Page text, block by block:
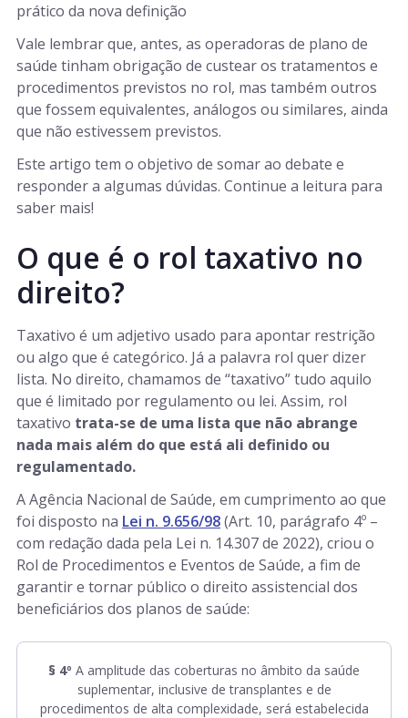
prático da nova definição
Vale lembrar que, antes, as operadoras de plano de
saúde tinham obrigação de custear os tratamentos e
procedimentos previstos no rol, mas também outros
que fossem equivalentes, análogos ou similares, ainda
que não estivessem previstos.
Este artigo tem o objetivo de somar ao debate e
responder a algumas dúvidas. Continue a leitura para
saber mais!
O que é o rol taxativo no
direito?
Taxativo é um adjetivo usado para apontar restrição
ou algo que é categórico. Já a palavra rol quer dizer
lista. No direito, chamamos de “taxativo” tudo aquilo
que é limitado por regulamento ou lei. Assim, rol
taxativo trata-se de uma lista que não abrange
nada mais além do que está ali definido ou
regulamentado.
A Agência Nacional de Saúde, em cumprimento ao que
foi disposto na Lei n. 9.656/98(Art. 10, parágrafo 4º –
com redação dada pela Lei n. 14.307 de 2022), criou o
Rol de Procedimentos e Eventos de Saúde, a fim de
garantir e tornar público o direito assistencial dos
beneficiários dos planos de saúde:
§ 4º A amplitude das coberturas no âmbito da saúde
suplementar, inclusive de transplantes e de
procedimentos de alta complexidade, será estabelecida